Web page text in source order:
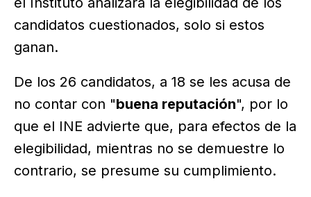
candidatos cuestionados, solo si estos
ganan.
De los 26 candidatos, a 18 se les acusa de
no contar con "buena reputación", por lo
que el INE advierte que, para efectos de la
elegibilidad, mientras no se demuestre lo
contrario, se presume su cumplimiento.